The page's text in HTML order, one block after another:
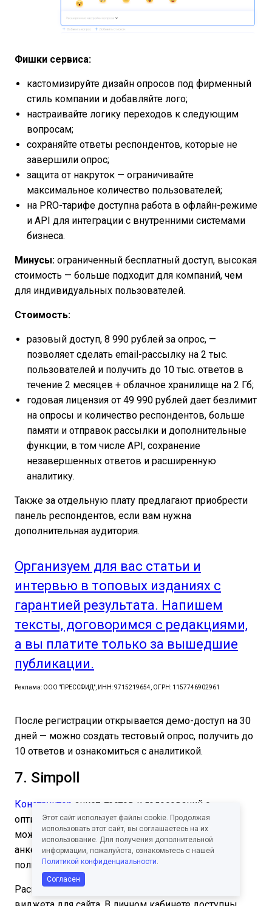
Фишки сервиса:
кастомизируйте дизайн опросов под фирменный
стиль компании и добавляйте лого;
настраивайте логику переходов к следующим
вопросам;
сохраняйте ответы респондентов, которые не
завершили опрос;
защита от накруток — ограничивайте
максимальное количество пользователей;
на PRO-тарифе доступна работа в офлайн-режиме
и API для интеграции с внутренними системами
бизнеса.
Минусы: ограниченный бесплатный доступ, высокая
стоимость — больше подходит для компаний, чем
для индивидуальных пользователей.
Стоимость:
разовый доступ, 8 990 рублей за опрос, —
позволяет сделать email-рассылку на 2 тыс.
пользователей и получить до 10 тыс. ответов в
течение 2 месяцев + облачное хранилище на 2 Гб;
годовая лицензия от 49 990 рублей дает безлимит
на опросы и количество респондентов, больше
памяти и отправок рассылки и дополнительные
функции, в том числе API, сохранение
незавершенных ответов и расширенную
аналитику.
Также за отдельную плату предлагают приобрести
панель респондентов, если вам нужна
дополнительная аудитория.
Организуем для вас статьи и
интервью в топовых изданиях с
гарантией результата. Напишем
тексты, договоримся с редакциями,
а вы платите только за вышедшие
публикации.
Реклама: ООО "ПРЕССФИД", ИНН: 9715219654, ОГРН: 1157746902961
После регистрации открывается демо-доступ на 30
дней — можно создать тестовый опрос, получить до
10 ответов и ознакомиться с аналитикой.
7. Simpoll
Конструктор анкет, тестов и голосований с
оптимальным набором функций. Создать форму
можно с нуля или по одному из 6 шаблонов для
анкет, при этом подключать к работе других
пользователей.
Распространяйте опрос с помощью ссылки или
Этот сайт использует файлы cookie. Продолжая
использовать этот сайт, вы соглашаетесь на их
использование. Для получения дополнительной
информации, пожалуйста, ознакомьтесь с нашей
Политикой конфиденциальности.
Согласен